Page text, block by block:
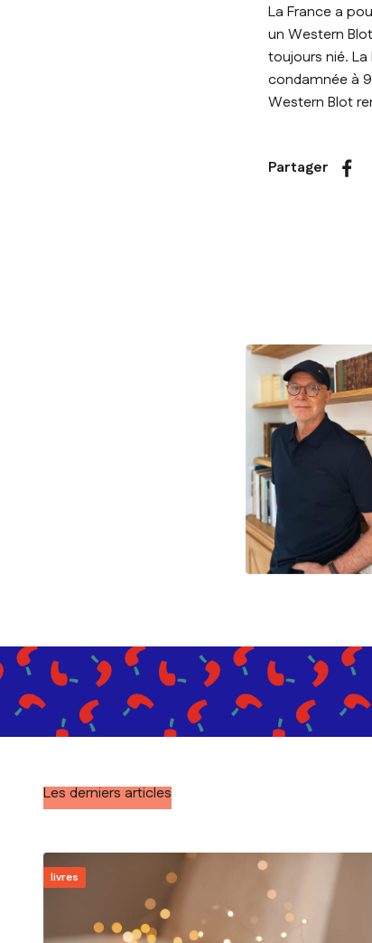
La France a
un Western
toujours nié. La
condamnée à
Western Blot
Partager
Les derniers articles
livres